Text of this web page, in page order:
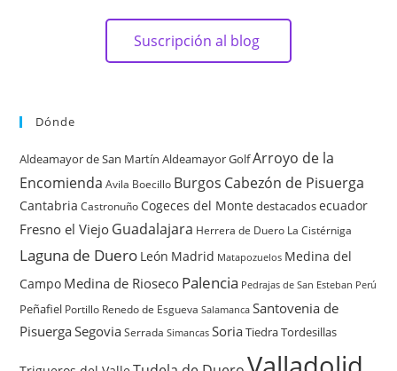
Suscripción al blog
Dónde
Aldeamayor de San Martín Aldeamayor GolfArroyo de la
Encomienda Avila Boecillo Burgos Cabezón de Pisuerga
Cantabria Castronuño Cogeces del Monte destacadosecuador
Fresno el Viejo Guadalajara Herrera de Duero La Cistérniga
Laguna de Duero León Madrid Matapozuelos Medina del
Campo Medina de Rioseco Palencia Pedrajas de San Esteban Perú
Peñafiel Portillo Renedo de Esgueva Salamanca Santovenia de
PisuergaSegovia Serrada Simancas SoriaTiedraTordesillas